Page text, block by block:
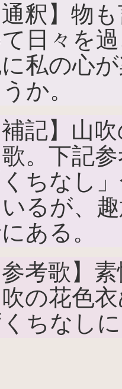
通釈】物
日々を
私の心
か。
補記】山
。下記
くちなし
るが、
ある。
参考歌】
の花色
ちなし